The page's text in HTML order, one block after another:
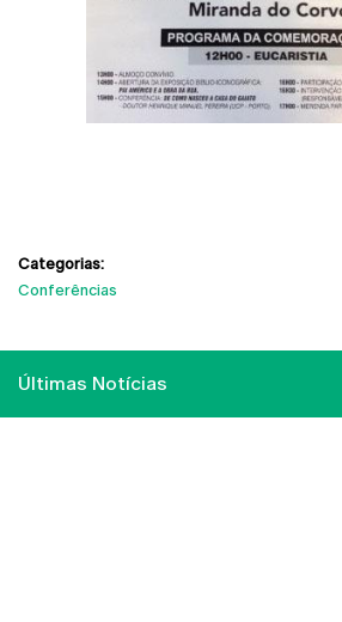
Categorias:
Conferências
Últimas Notícias